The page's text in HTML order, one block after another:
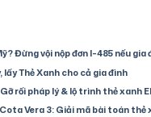
Đừng vội nộp đơn I-485 nếu
lấy Thẻ Xanh cho cả gia đình
rối pháp lý & lộ trình thẻ xanh
Vera 3: Giải mã bài toán thẻ